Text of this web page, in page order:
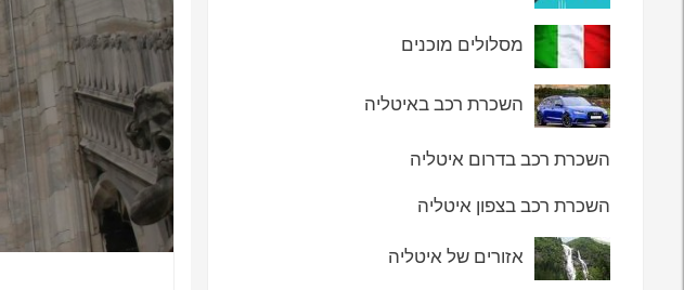
מסלולים מוכנים
השכרת רכב באיטליה
השכרת רכב בדרום איטליה
השכרת רכב בצפון איטליה
אזורים של איטליה